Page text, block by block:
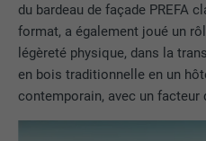
du bardeau de façade PREFA
format, a également joué un
légèreté physique, dans la
en bois traditionnelle en un
contemporain, avec un facteur
NOM
FOURNISSEUR Sgalinski
UTILITÉ
Enregistre
pour
sur la
site
américains compris) » sont
(prestataires tiers) pour
Ils observent pour cela les
Lorsque ces cookies sont
plateformes vidéo et de réseaux
consentement manuel.